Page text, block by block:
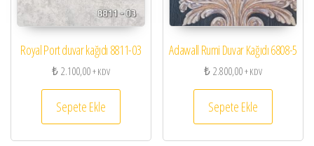
Royal Port duvar kağıdı 8811-03
₺2.100,00+ KDV
Sepete Ekle
Adawall Rumi Duvar Kağıdı 6808-5
₺2.800,00+ KDV
Sepete Ekle